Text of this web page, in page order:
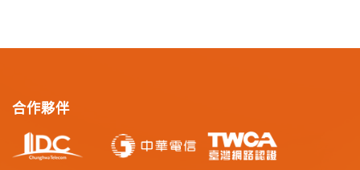
合作夥伴